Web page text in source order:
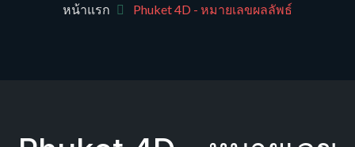
หน้าแรก Phuket 4D - หมายเลขผลลัพธ์